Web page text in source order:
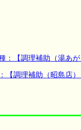
【調理補助（湯あ
調理補助（昭島店）